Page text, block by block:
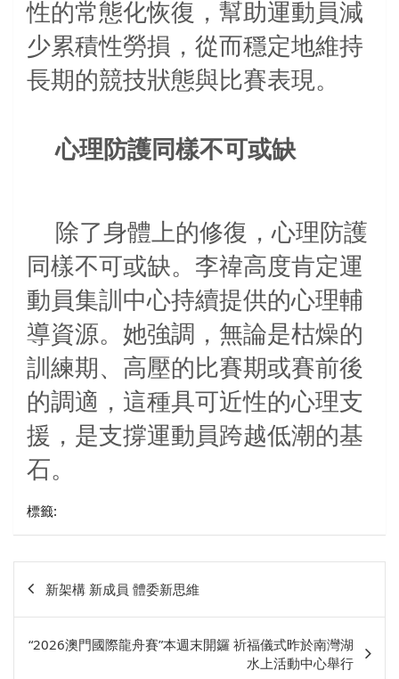
性的常態化恢復，幫助運動員減
少累積性勞損，從而穩定地維持
長期的競技狀態與比賽表現。
心理防護同樣不可或缺
除了身體上的修復，心理防護
同樣不可或缺。李禕高度肯定運
動員集訓中心持續提供的心理輔
導資源。她強調，無論是枯燥的
訓練期、高壓的比賽期或賽前後
的調適，這種具可近性的心理支
援，是支撐運動員跨越低潮的基
石。
標籤:
章
關
新架構 新成員 體委新思維
“2026澳門國際龍舟賽”本週末開鑼 祈福儀式昨於南灣湖
水上活動中心舉行